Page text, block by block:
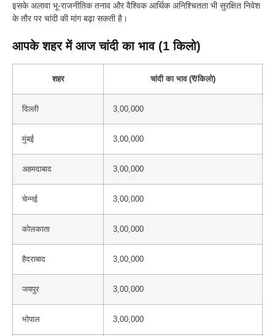
इसके अलावा भू-राजनीतिक तनाव और वैश्विक आर्थिक अनिश्चितता भी सुरक्षित निवेश
के तौर पर चांदी की मांग बढ़ा सकती है।
आपके शहर में आज चांदी का भाव (1 किलो)
शहर चांदी का भाव (₹/किलो)
दिल्ली 3,00,000
मुंबई 3,00,000
अहमदाबाद 3,00,000
चेन्नई 3,00,000
कोलकाता 3,00,000
हैदराबाद 3,00,000
जयपुर 3,00,000
भोपाल 3,00,000